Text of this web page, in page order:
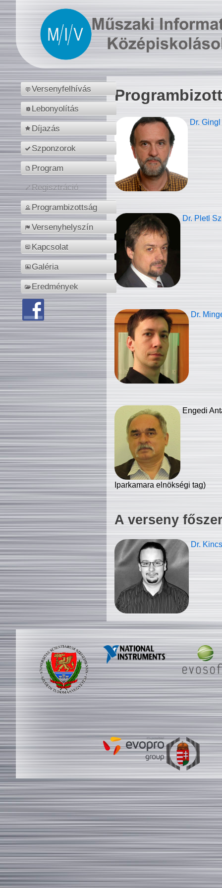
Versenyfelhívás
Lebonyolítás
Díjazás
Szponzorok
Program
Regisztráció
Programbizottság
Versenyhelyszín
Kapcsolat
Galéria
Eredmények
Dr.
Dr. Pletl
Dr.
Engedi
Iparkamara elnökségi tag)
A verseny
Dr.